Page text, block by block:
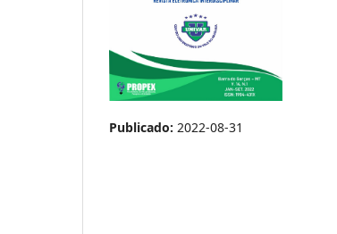
Publicado: 2022-08-31